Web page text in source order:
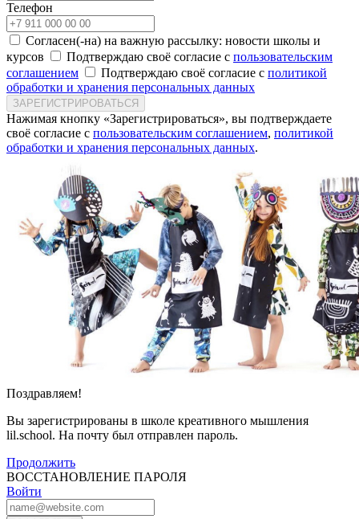
Телефон
Согласен(-на) на важную рассылку: новости школы и
курсов
Подтверждаю своё согласие с пользовательским
соглашением
Подтверждаю своё согласие с политикой
обработки и хранения персональных данных
ЗАРЕГИСТРИРОВАТЬСЯ
Нажимая кнопку «Зарегистрироваться», вы подтверждаете
своё согласие с пользовательским соглашением, политикой
обработки и хранения персональных данных.
Поздравляем!
Вы зарегистрированы в школе креативного мышления
lil.school. На почту был отправлен пароль.
Продолжить
ВОССТАНОВЛЕНИЕ ПАРОЛЯ
Войти